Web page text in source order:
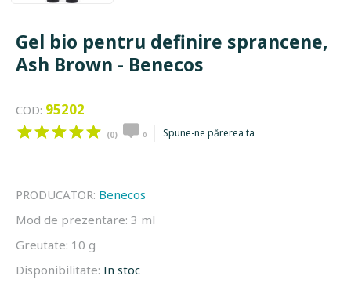
Gel bio pentru definire sprancene,
Ash Brown - Benecos
COD: 95202
(0) 0 Spune-ne părerea ta
PRODUCATOR: Benecos
Mod de prezentare: 3 ml
Greutate: 10 g
Disponibilitate: In stoc